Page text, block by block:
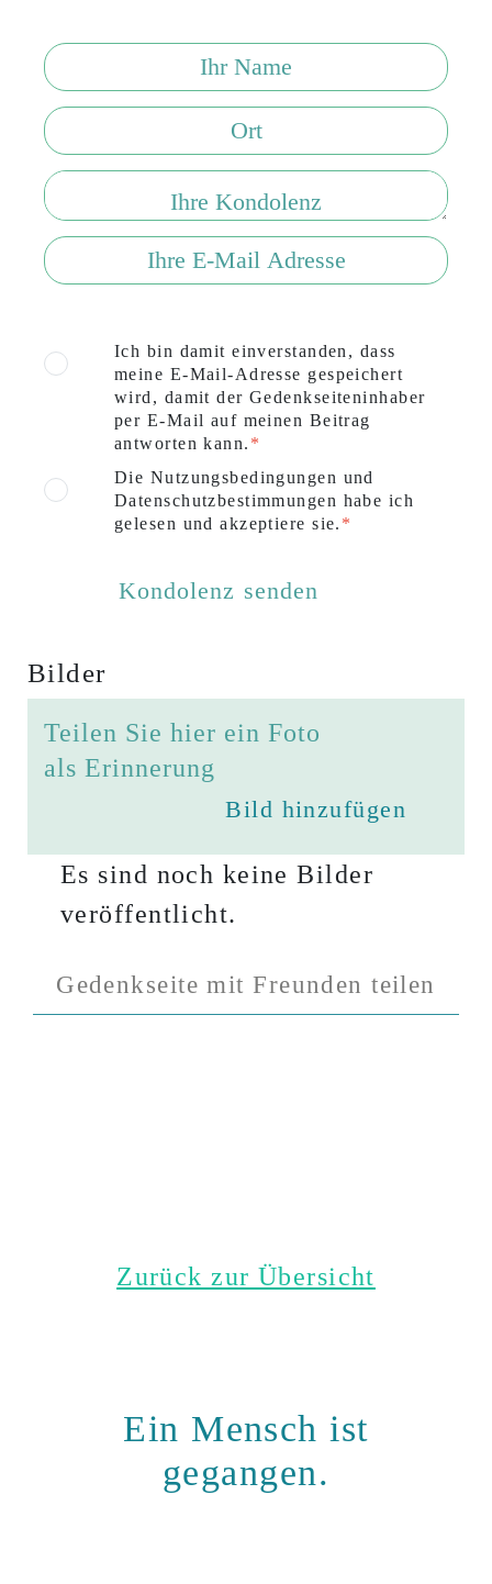
Ich bin damit einverstanden, dass
meine E-Mail-Adresse gespeichert
wird, damit der Gedenkseiteninhaber
per E-Mail auf meinen Beitrag
antworten kann.
Die Nutzungsbedingungen und
Datenschutzbestimmungen habe ich
gelesen und akzeptiere sie.
Bilder
Teilen Sie hier ein Foto
als Erinnerung
Bild hinzufügen
Es sind noch keine Bilder
veröffentlicht.
Gedenkseite mit Freunden teilen
Zurück zur Übersicht
Ein Mensch ist
gegangen.